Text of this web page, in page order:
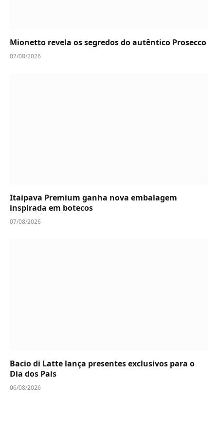
Mionetto revela os segredos do autêntico Prosecco
07/08/2026
Itaipava Premium ganha nova embalagem
inspirada em botecos
07/08/2026
Bacio di Latte lança presentes exclusivos para o
Dia dos Pais
06/08/2026